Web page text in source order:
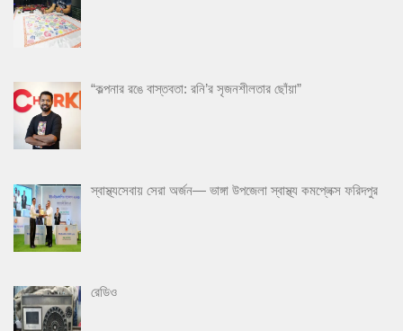
“কল্পনার রঙে বাস্তবতা: রনি’র সৃজনশীলতার ছোঁয়া”
স্বাস্থ্যসেবায় সেরা অর্জন— ভাঙ্গা উপজেলা স্বাস্থ্য কমপ্লেক্স ফরিদপুর
রেডিও